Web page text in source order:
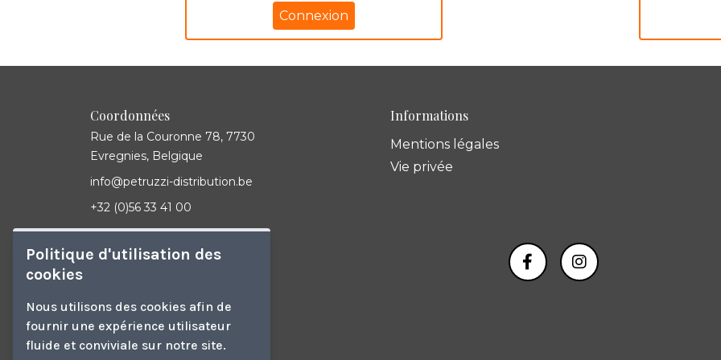
Politique d'utilisation des
cookies
Nous utilisons des cookies afin de
fournir une expérience utilisateur
fluide et conviviale sur notre site.
Connexion
Coordonnées
Rue de la Couronne 78, 7730
Evregnies, Belgique
info@petruzzi-distribution.be
+32 (0)56 33 41 00
TVA BE 0829564982
Informations
Mentions légales
Vie privée